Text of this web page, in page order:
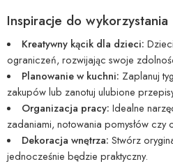
Inspiracje do wykorzystania
Kreatywny kącik dla dzieci:
ograniczeń, rozwijając swoje
Planowanie w kuchni: Zaplanuj
zakupów lub zanotuj ulubione
Organizacja pracy: Idealne
zadaniami, notowania pomysłów czy
Dekoracja wnętrza: Stwórz
jednocześnie będzie praktyczny.